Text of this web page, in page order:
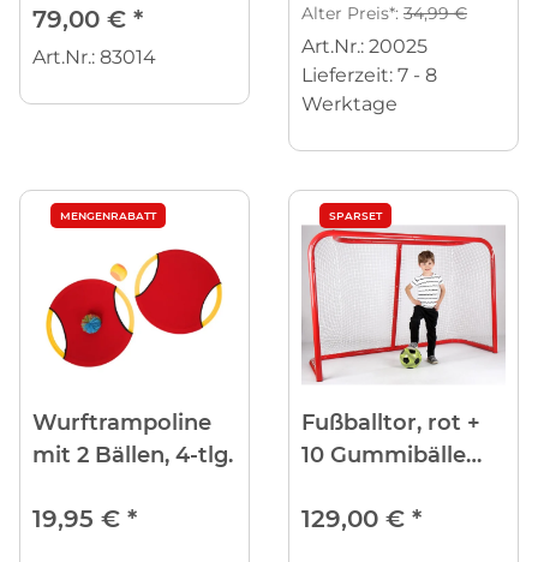
79,00 € *
Art.Nr.: 83014
Alter Preis*: 34,99 €
Art.Nr.: 20025
Lieferzeit: 7 - 8
Werktage
MENGENRABATT
Wurftrampoline
mit 2 Bällen, 4-tlg.
19,95 € *
SPARSET
Fußballtor, rot +
10 Gummibälle
129,00 € *